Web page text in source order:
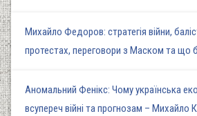
Михайло Федоров: стратегія війни,
протестах, переговори з Маском та що
Аномальний Фенікс: Чому українська
всупереч війні та прогнозам – Михайло